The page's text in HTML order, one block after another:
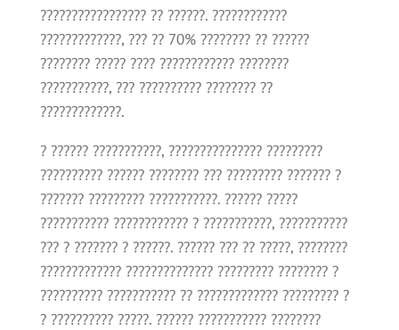
????????????????? ?? ??????. ????????????
?????????????, ??? ?? 70% ???????? ?? ??????
???????? ????? ???? ???????????? ????????
???????????, ??? ?????????? ???????? ??
?????????????.
? ?????? ???????????, ??????????????? ?????????
?????????? ?????? ???????? ??? ????????? ??????? ?
??????? ????????? ???????????. ?????? ?????
??????????? ???????????? ? ???????????, ???????????
??? ? ??????? ? ??????. ?????? ??? ?? ?????, ????????
????????????? ?????????????? ????????? ???????? ?
?????????? ??????????? ?? ????????????? ????????? ?
? ?????????? ?????. ?????? ??????????? ????????